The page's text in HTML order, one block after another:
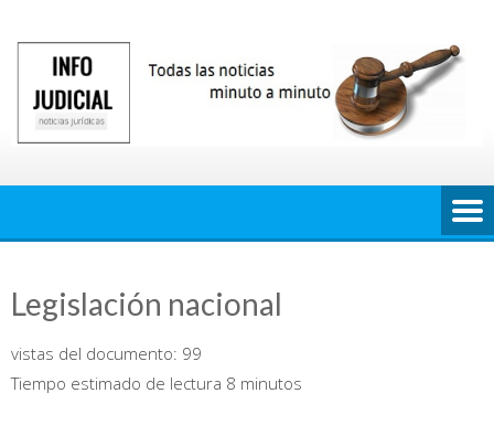
contenido
Legislación nacional
vistas del documento: 99
Tiempo estimado de lectura 8 minutos